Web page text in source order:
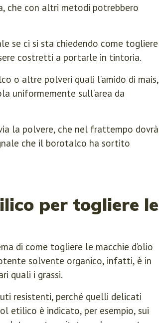
che con altri metodi potrebbero
se ci si sta chiedendo come togliere
costretti a portarle in tintoria.
o altre polveri quali l’amido di mais,
uniformemente sull’area da
la polvere, che nel frattempo dovrà
che il borotalco ha sortito
per togliere le
di come togliere le macchie d’olio
solvente organico, infatti, è in
quali i grassi.
resistenti, perché quelli delicati
etilico è indicato, per esempio, sui